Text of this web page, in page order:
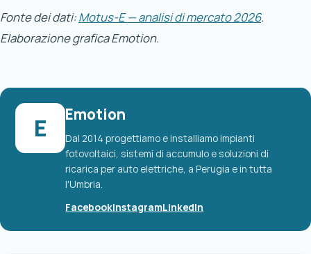
Fonte dei dati:Motus-E — analisi di mercato 2026.
Elaborazione grafica Emotion.
E Emotion
Dal 2014 progettiamo e installiamo impianti
fotovoltaici, sistemi di accumulo e soluzioni di
ricarica per auto elettriche, a Perugia e in tutta
l'Umbria.
FacebookInstagramLinkedIn